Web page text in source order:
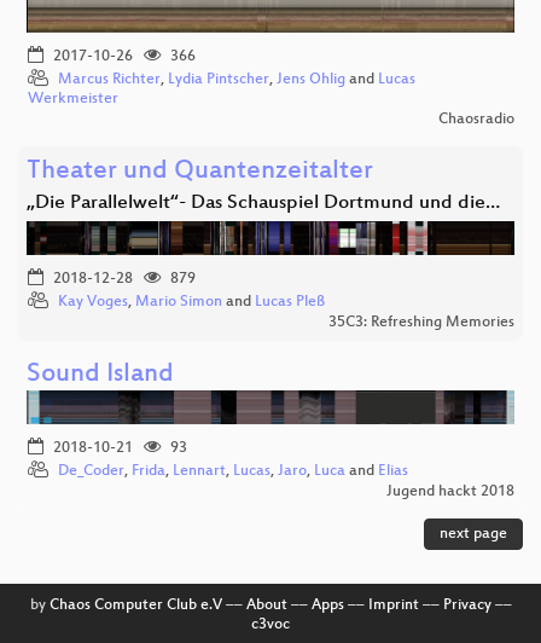
2017-10-26
366
Marcus Richter, Lydia Pintscher, Jens Ohlig and Lucas
Werkmeister
Chaosradio
Theater und Quantenzeitalter
„Die Parallelwelt“- Das Schauspiel Dortmund und die…
2018-12-28
879
Kay Voges, Mario Simon and Lucas Pleß
35C3: Refreshing Memories
Sound Island
2018-10-21
93
De_Coder, Frida, Lennart, Lucas, Jaro, Luca and Elias
Jugend hackt 2018
next page
by Chaos Computer Club e.V–– About–– Apps–– Imprint–– Privacy––
c3voc